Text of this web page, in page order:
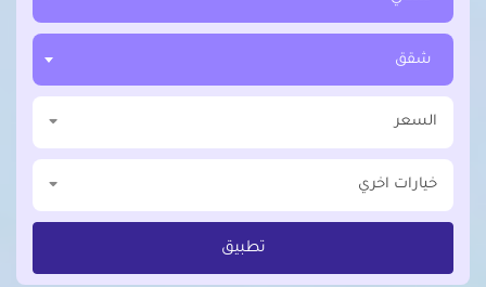
شقق
السعر
خيارات اخري
تطبيق